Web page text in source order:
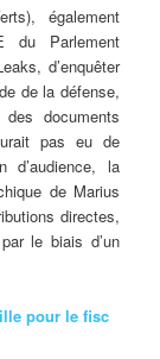
également
du Parlement
d’enquêter
de la défense,
documents
pas eu de
d’audience, la
de Marius
directes,
le biais d’un
pour le fisc